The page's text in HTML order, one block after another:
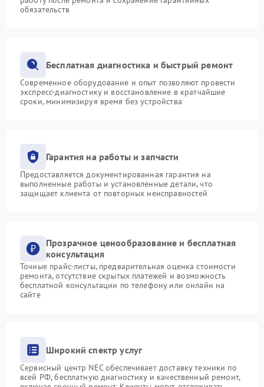
обязательств
Бесплатная диагностика и быстрый ремонт
Современное оборудование и опыт позволяют провести
экспресс-диагностику и восстановление в кратчайшие
сроки, минимизируя время без устройства
Гарантия на работы и запчасти
Предоставляется документированная гарантия на
выполненные работы и установленные детали, что
защищает клиента от повторных неисправностей
Прозрачное ценообразование и бесплатная
консультация
Точные прайс-листы, предварительная оценка стоимости
ремонта, отсутствие скрытых платежей и возможность
бесплатной консультации по телефону или онлайн на
сайте
Широкий спектр услуг
Сервисный центр NEC обеспечивает доставку техники по
всей РФ, бесплатную диагностику и качественный ремонт,